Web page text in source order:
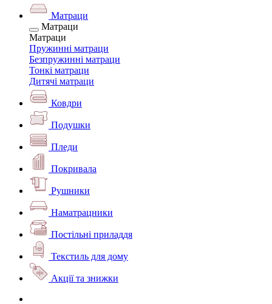
Матраци
Матраци
Матраци
Пружинні матраци
Безпружинні матраци
Тонкі матраци
Дитячі матраци
Ковдри
Подушки
Пледи
Покривала
Рушники
Наматрацники
Постільні приладдя
Текстиль для дому
Акції та знижки